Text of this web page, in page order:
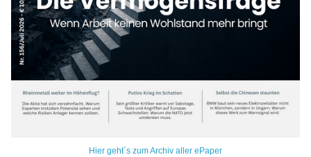
Hier geht´s zum Archiv aller ePaper